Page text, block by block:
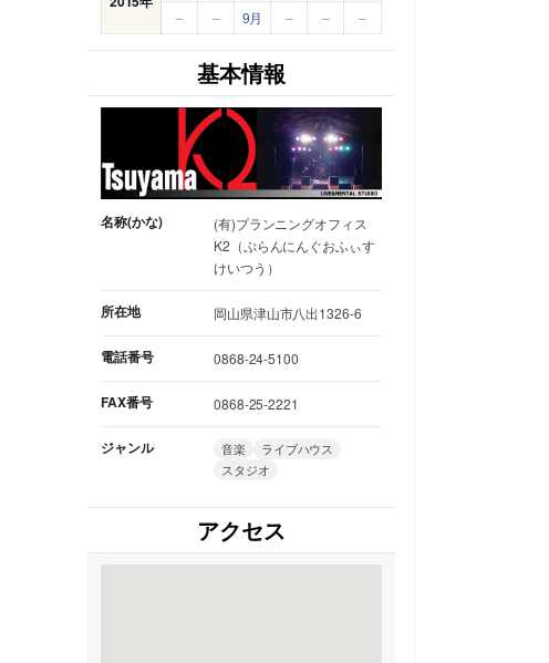
–
– 9月 – – –
基本情報
名称(かな)
(有)プランニングオフィス
K2（ぷらんにんぐおふぃす
けいつう）
所在地 岡山県津山市八出1326-6
電話番号 0868-24-5100
FAX番号 0868-25-2221
ジャンル 音楽
ライブハウス
スタジオ
アクセス